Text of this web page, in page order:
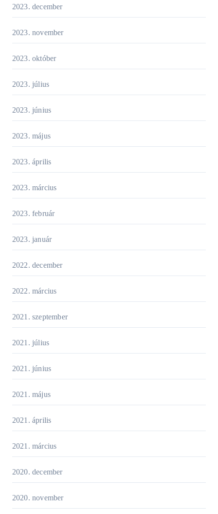
2023. december
2023. november
2023. október
2023. július
2023. június
2023. május
2023. április
2023. március
2023. február
2023. január
2022. december
2022. március
2021. szeptember
2021. július
2021. június
2021. május
2021. április
2021. március
2020. december
2020. november